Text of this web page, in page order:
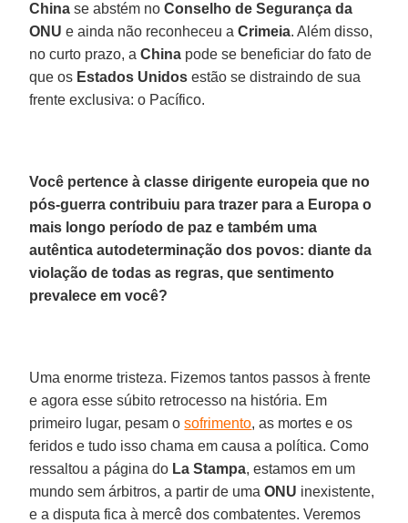
China se abstém noConselho de Segurança da
ONU e ainda não reconheceu aCrimeia. Além disso,
no curto prazo, aChina pode se beneficiar do fato de
que os Estados Unidos estão se distraindo de sua
frente exclusiva: o Pacífico.
Você pertence à classe dirigente europeia que no
pós-guerra contribuiu para trazer para a Europa o
mais longo período de paz e também uma
autêntica autodeterminação dos povos: diante da
violação de todas as regras, que sentimento
prevalece em você?
Uma enorme tristeza. Fizemos tantos passos à frente
e agora esse súbito retrocesso na história. Em
primeiro lugar, pesam osofrimento, as mortes e os
feridos e tudo isso chama em causa a política. Como
ressaltou a página do La Stampa, estamos em um
mundo sem árbitros, a partir de umaONU inexistente,
e a disputa fica à mercê dos combatentes. Veremos